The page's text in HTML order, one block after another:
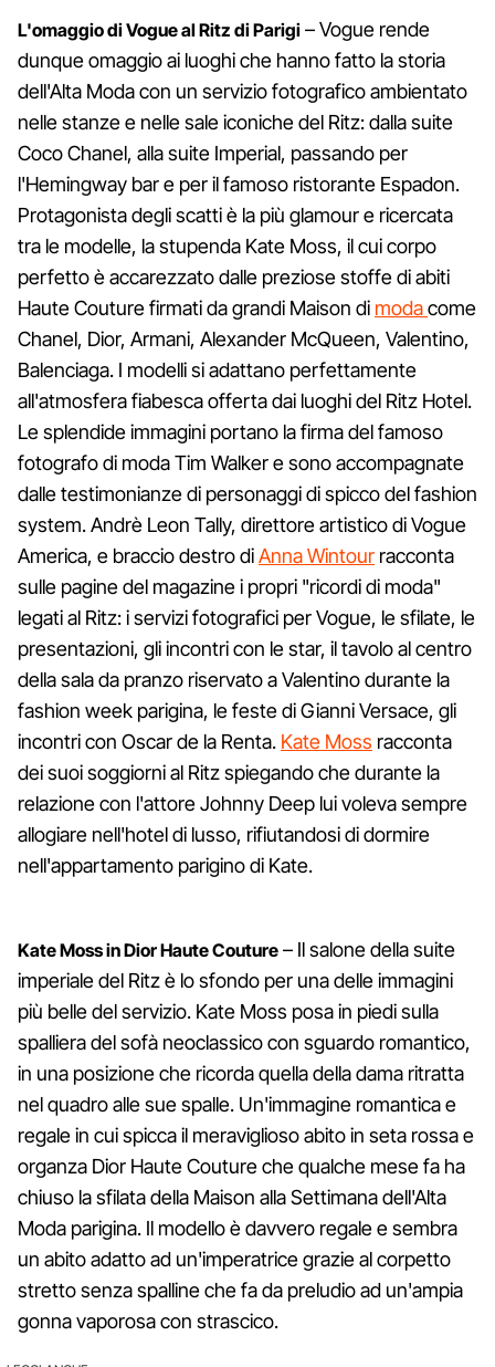
L'omaggio di Vogue al Ritz di Parigi – Vogue rende
dunque omaggio ai luoghi che hanno fatto la storia
dell'Alta Moda con un servizio fotografico ambientato
nelle stanze e nelle sale iconiche del Ritz: dalla suite
Coco Chanel, alla suite Imperial, passando per
l'Hemingway bar e per il famoso ristorante Espadon.
Protagonista degli scatti è la più glamour e ricercata
tra le modelle, la stupenda Kate Moss, il cui corpo
perfetto è accarezzato dalle preziose stoffe di abiti
Haute Couture firmati da grandi Maison di modacome
Chanel, Dior, Armani, Alexander McQueen, Valentino,
Balenciaga. I modelli si adattano perfettamente
all'atmosfera fiabesca offerta dai luoghi del Ritz Hotel.
Le splendide immagini portano la firma del famoso
fotografo di moda Tim Walker e sono accompagnate
dalle testimonianze di personaggi di spicco del fashion
system. Andrè Leon Tally, direttore artistico di Vogue
America, e braccio destro diAnna Wintour racconta
sulle pagine del magazine i propri "ricordi di moda"
legati al Ritz: i servizi fotografici per Vogue, le sfilate, le
presentazioni, gli incontri con le star, il tavolo al centro
della sala da pranzo riservato a Valentino durante la
fashion week parigina, le feste di Gianni Versace, gli
incontri con Oscar de la Renta. Kate Moss racconta
dei suoi soggiorni al Ritz spiegando che durante la
relazione con l'attore Johnny Deep lui voleva sempre
allogiare nell'hotel di lusso, rifiutandosi di dormire
nell'appartamento parigino di Kate.
Kate Moss in Dior Haute Couture – Il salone della suite
imperiale del Ritz è lo sfondo per una delle immagini
più belle del servizio. Kate Moss posa in piedi sulla
spalliera del sofà neoclassico con sguardo romantico,
in una posizione che ricorda quella della dama ritratta
nel quadro alle sue spalle. Un'immagine romantica e
regale in cui spicca il meraviglioso abito in seta rossa e
organza Dior Haute Couture che qualche mese fa ha
chiuso la sfilata della Maison alla Settimana dell'Alta
Moda parigina. Il modello è davvero regale e sembra
un abito adatto ad un'imperatrice grazie al corpetto
stretto senza spalline che fa da preludio ad un'ampia
gonna vaporosa con strascico.